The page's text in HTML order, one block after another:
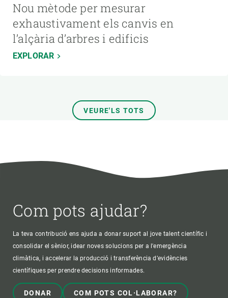
Nou mètode per mesurar
exhaustivament els canvis en
l’alçària d’arbres i edificis
EXPLORAR
VEURE'LS TOTS
Com pots ajudar?
La teva contribució ens ajuda a donar suport al jove talent científic i
consolidar el sènior, idear noves solucions per a l'emergència
climàtica, i accelerar la producció i transferència d’evidències
científiques per prendre decisions informades.
DONAR COM POTS COL·LABORAR?